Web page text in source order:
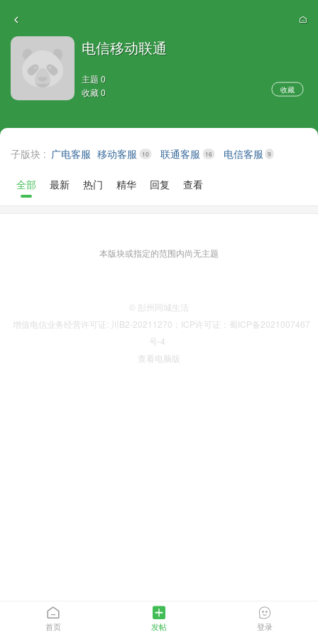
电信移动联通
主题 0
收藏 0
收藏
子版块 : 广电客服 移动客服 10 联通客服 16 电信客服 9
全部 最新 热门 精华 回复 查看
本版块或指定的范围内尚无主题
首页 发帖 登录
© 彭州同城生活
增值电信业务经营许可证: 川B2-20211270；ICP许可证：蜀ICP备2021007467
号-4
查看电脑版